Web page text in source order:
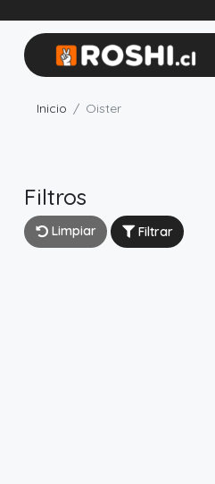
Inicio Oister
Filtros
Limpiar Filtrar